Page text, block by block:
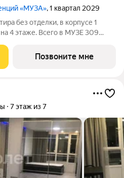
«МУЗА», 1 квартал 2029
без отделки, в корпусе 1
4 этаже. Всего в МУЗЕ 309
Позвоните мне
7 этаж из 7